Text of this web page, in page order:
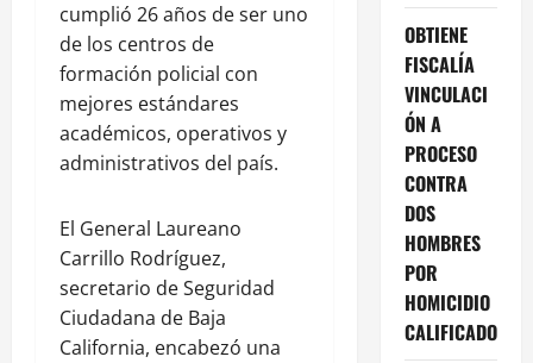
cumplió 26 años de ser uno
de los centros de
formación policial con
mejores estándares
académicos, operativos y
administrativos del país.
El General Laureano
Carrillo Rodríguez,
secretario de Seguridad
Ciudadana de Baja
California, encabezó una
OBTIENE
FISCALÍA
VINCULACI
ÓN A
PROCESO
CONTRA
DOS
HOMBRES
POR
HOMICIDIO
CALIFICADO